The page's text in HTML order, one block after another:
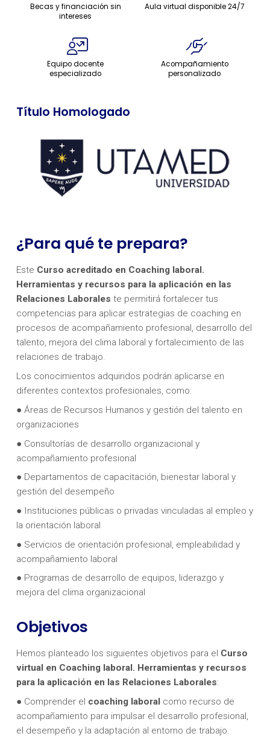
Becas y financiación sin
intereses
Aula virtual disponible 24/7
Equipo docente
especializado
Acompañamiento
personalizado
Título Homologado
¿Para qué te prepara?
Este Curso acreditado en Coaching laboral.
Herramientas y recursos para la aplicación en las
Relaciones Laborales te permitirá fortalecer tus
competencias para aplicar estrategias de coaching en
procesos de acompañamiento profesional, desarrollo del
talento, mejora del clima laboral y fortalecimiento de las
relaciones de trabajo.
Los conocimientos adquiridos podrán aplicarse en
diferentes contextos profesionales, como:
● Áreas de Recursos Humanos y gestión del talento en
organizaciones
● Consultorías de desarrollo organizacional y
acompañamiento profesional
● Departamentos de capacitación, bienestar laboral y
gestión del desempeño
● Instituciones públicas o privadas vinculadas al empleo y
la orientación laboral
● Servicios de orientación profesional, empleabilidad y
acompañamiento laboral
● Programas de desarrollo de equipos, liderazgo y
mejora del clima organizacional
Objetivos
Hemos planteado los siguientes objetivos para el Curso
virtual en Coaching laboral. Herramientas y recursos
para la aplicación en las Relaciones Laborales:
● Comprender el coaching laboralcomo recurso de
acompañamiento para impulsar el desarrollo profesional,
el desempeño y la adaptación al entorno de trabajo.